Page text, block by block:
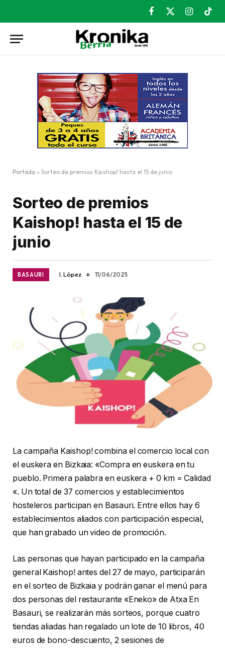
Facebook
X
Instagram
Portada » Sorteo de premios Kaishop! hasta el 15 de junio
Sorteo de premios
Kaishop! hasta el 15 de
junio
BASAURI I. López 11/06/2025
La campaña Kaishop! combina el comercio local con
el euskera en Bizkaia: «Compra en euskera en tu
pueblo. Primera palabra en euskera + 0 km = Calidad
«. Un total de 37 comercios y establecimientos
hosteleros participan en Basauri. Entre ellos hay 6
establecimientos aliados con participación especial,
que han grabado un video de promoción.
Las personas que hayan participado en la campaña
general Kaishop! antes del 27 de mayo, participarán
en el sorteo de Bizkaia y podrán ganar el menú para
dos personas del restaurante «Eneko» de Atxa En
Basauri, se realizarán más sorteos, porque cuatro
tiendas aliadas han regalado un lote de 10 libros, 40
euros de bono-descuento, 2 sesiones de